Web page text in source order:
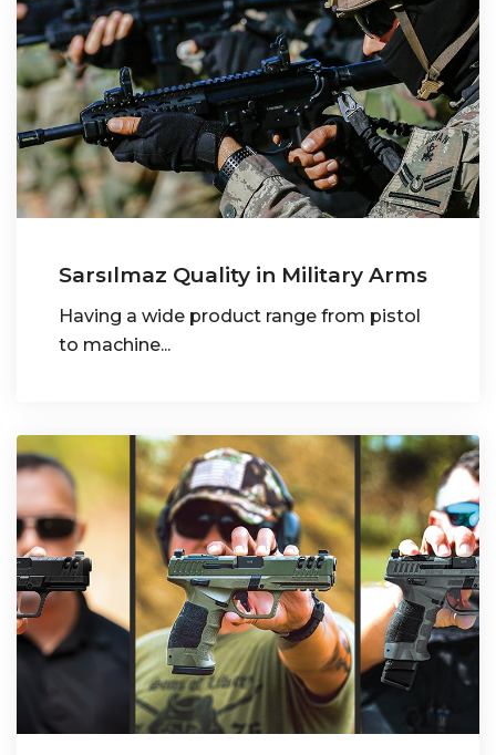
Sarsılmaz Quality in Military Arms
Having a wide product range from pistol
to machine...